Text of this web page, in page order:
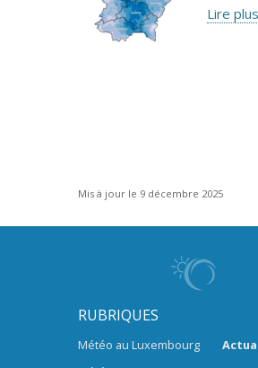
Lire plus
Mis à jour le 9 décembre 2025
RUBRIQUES
Météo au Luxembourg